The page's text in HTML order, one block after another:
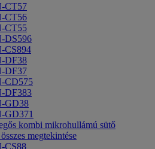
CT57
CT56
CT55
DS596
CS894
DF38
DF37
CD575
DF383
GD38
GD371
kombi mikrohullámú sütő
megtekintése
CS88